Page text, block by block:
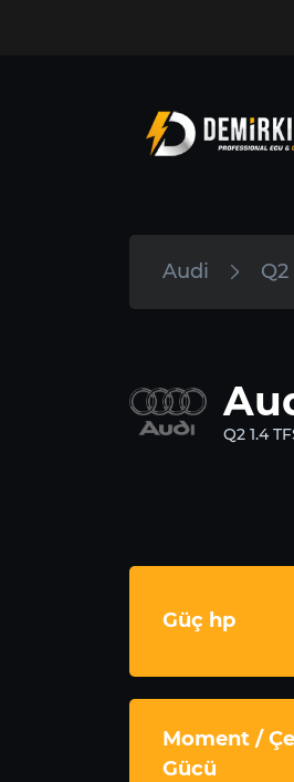
Audi Q2
Q2 1.4
Güç hp
Moment /
Gücü